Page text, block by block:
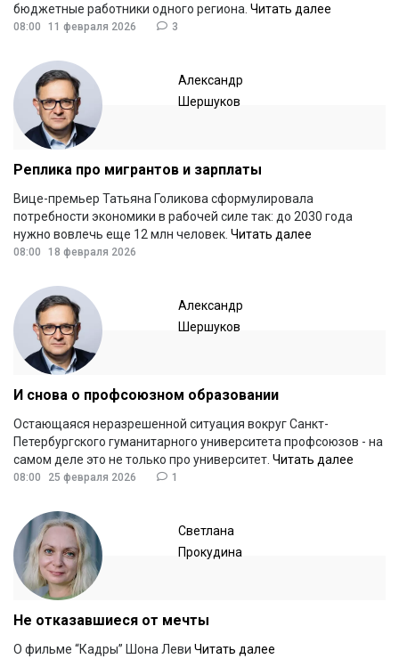
бюджетные работники одного региона. Читать далее
08:00 11 февраля 2026 3
Александр
Шершуков
Реплика про мигрантов и зарплаты
Вице-премьер Татьяна Голикова сформулировала
потребности экономики в рабочей силе так: до 2030 года
нужно вовлечь еще 12 млн человек. Читать далее
08:00 18 февраля 2026
Александр
Шершуков
И снова о профсоюзном образовании
Остающаяся неразрешенной ситуация вокруг Санкт-
Петербургского гуманитарного университета профсоюзов - на
самом деле это не только про университет. Читать далее
08:00 25 февраля 2026 1
Светлана
Прокудина
Не отказавшиеся от мечты
О фильме “Кадры” Шона Леви Читать далее